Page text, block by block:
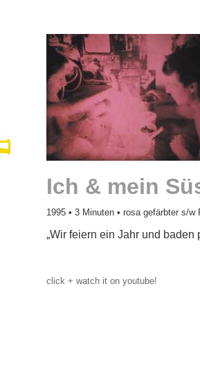
Ich & mein
1995 • 3 Minuten • rosa gefärbter s/w
„Wir feiern ein Jahr und baden
click + watch it on youtube!